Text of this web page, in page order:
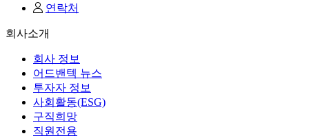
연락처
회사소개
회사 정보
어드밴텍 뉴스
투자자 정보
사회활동(ESG)
구직희망
직원전용